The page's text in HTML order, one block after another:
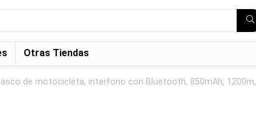
Otras Tiendas
de motocicleta, interfono con Bluetooth, 850mAh, 1200m,